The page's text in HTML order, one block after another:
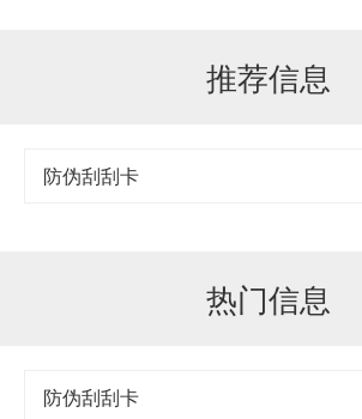
推荐信息
防伪刮刮卡
热门信息
防伪刮刮卡